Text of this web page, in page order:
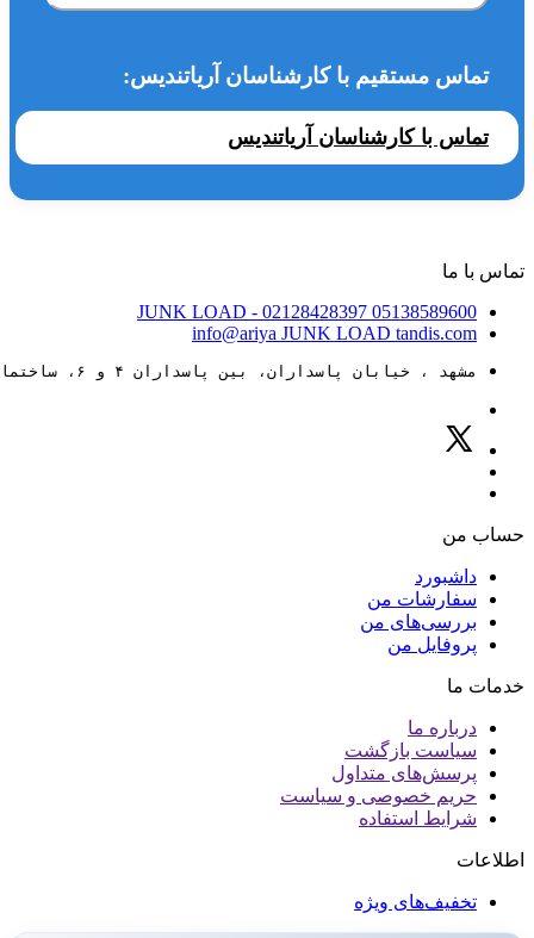
تماس مستقیم با کارشناسان آریاتندیس:
تماس با کارشناسان آریاتندیس
تماس با ما
05138589600
JUNK LOAD - 02128428397
info@ariya JUNK LOAD tandis.com
مشهد ، خیابان پاسداران، بین پاسداران ۴ و ۶، ساختمان ۸۸
حساب من
داشبورد
سفارشات من
بررسی‌های من
پروفایل من
خدمات ما
درباره ما
سیاست بازگشت
پرسش‌های متداول
حریم خصوصی و سیاست
شرایط استفاده
اطلاعات
تخفیف‌های ویژه